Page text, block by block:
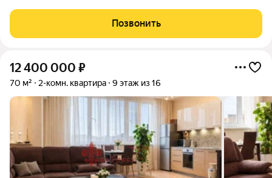
выполнен косметический ремонт, из мебели кухня, системы
хранения
Позвонить
12 400 000 ₽
70 м² 2-комн. квартира 9 этаж из 16